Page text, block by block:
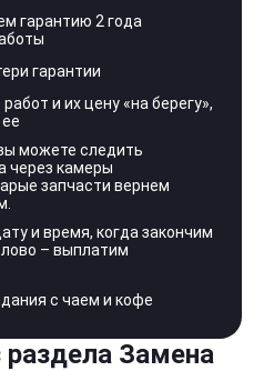
гарантию 2 года
гарантии
и их цену «на берегу»,
можете следить
через камеры
запчасти вернем
и время, когда закончим
– выплатим
с чаем и кофе
раздела Замена